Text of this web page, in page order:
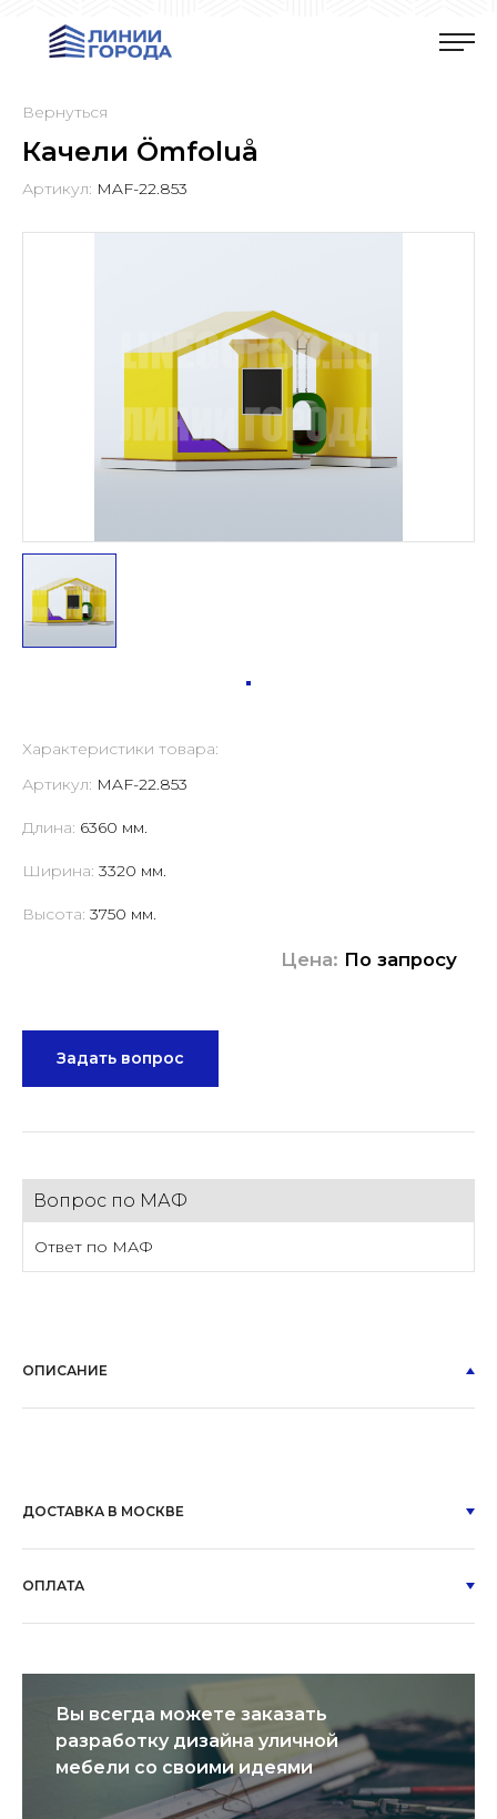
Вернуться
Качели Ömfoluå
Артикул: MAF-22.853
Характеристики товара:
Артикул: MAF-22.853
Длина: 6360 мм.
Ширина: 3320 мм.
Высота: 3750 мм.
Цена: По запросу
Задать вопрос
Вопрос по МАФ
Ответ по МАФ
ОПИСАНИЕ
ДОСТАВКА В МОСКВЕ
ОПЛАТА
Вы всегда можете заказать
разработку дизайна уличной
мебели со своими идеями